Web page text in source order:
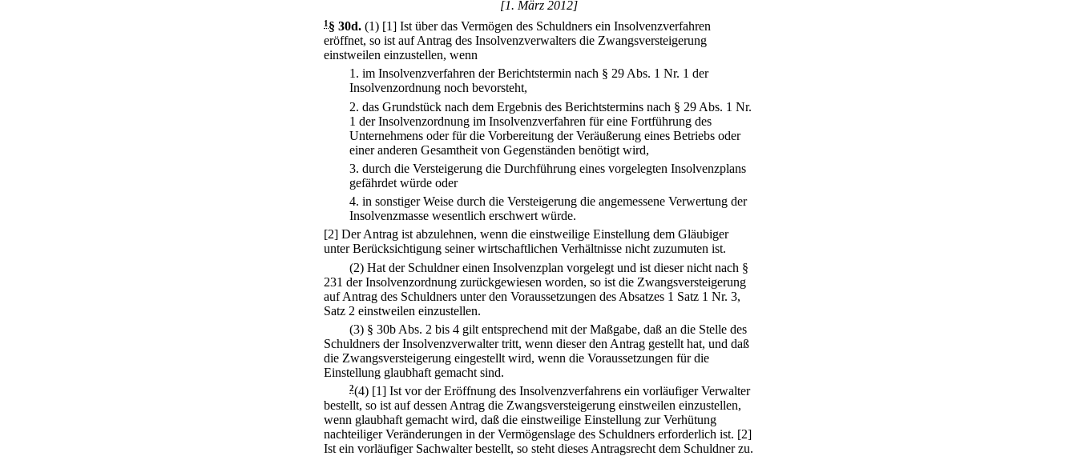
[1. März 2012]
1 § 30d. (1) [1] Ist über das Vermögen des Schuldners ein Insolvenzverfahren
eröffnet, so ist auf Antrag des Insolvenzverwalters die Zwangsversteigerung
einstweilen einzustellen, wenn
1. im Insolvenzverfahren der Berichtstermin nach § 29 Abs. 1 Nr. 1 der
Insolvenzordnung noch bevorsteht,
2. das Grundstück nach dem Ergebnis des Berichtstermins nach § 29 Abs. 1 Nr.
1 der Insolvenzordnung im Insolvenzverfahren für eine Fortführung des
Unternehmens oder für die Vorbereitung der Veräußerung eines Betriebs oder
einer anderen Gesamtheit von Gegenständen benötigt wird,
3. durch die Versteigerung die Durchführung eines vorgelegten Insolvenzplans
gefährdet würde oder
4. in sonstiger Weise durch die Versteigerung die angemessene Verwertung der
Insolvenzmasse wesentlich erschwert würde.
[2] Der Antrag ist abzulehnen, wenn die einstweilige Einstellung dem Gläubiger
unter Berücksichtigung seiner wirtschaftlichen Verhältnisse nicht zuzumuten ist.
(2) Hat der Schuldner einen Insolvenzplan vorgelegt und ist dieser nicht nach §
231 der Insolvenzordnung zurückgewiesen worden, so ist die Zwangsversteigerung
auf Antrag des Schuldners unter den Voraussetzungen des Absatzes 1 Satz 1 Nr. 3,
Satz 2 einstweilen einzustellen.
(3) § 30b Abs. 2 bis 4 gilt entsprechend mit der Maßgabe, daß an die Stelle des
Schuldners der Insolvenzverwalter tritt, wenn dieser den Antrag gestellt hat, und daß
die Zwangsversteigerung eingestellt wird, wenn die Voraussetzungen für die
Einstellung glaubhaft gemacht sind.
2(4) [1] Ist vor der Eröffnung des Insolvenzverfahrens ein vorläufiger Verwalter
bestellt, so ist auf dessen Antrag die Zwangsversteigerung einstweilen einzustellen,
wenn glaubhaft gemacht wird, daß die einstweilige Einstellung zur Verhütung
nachteiliger Veränderungen in der Vermögenslage des Schuldners erforderlich ist. [2]
Ist ein vorläufiger Sachwalter bestellt, so steht dieses Antragsrecht dem Schuldner zu.